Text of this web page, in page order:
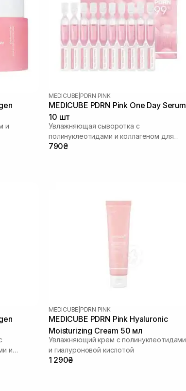
и
MEDICUBE PDRN PINK
MEDICUBE PDRN Pink One Day Serum
10 шт
Увлажняющая сыворотка с
полинуклеотидами и коллагеном для
сияния кожи
790₴
и
MEDICUBE PDRN PINK
MEDICUBE PDRN Pink Hyaluronic
Moisturizing Cream 50 мл
Увлажняющий крем с полинуклеотидами
и гиалуроновой кислотой
1 290₴